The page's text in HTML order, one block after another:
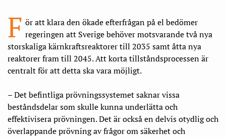
F ör att klara den ökade efterfrågan på el bedömer
regeringen att Sverige behöver motsvarande två nya
storskaliga kärnkraftsreaktorer till 2035 samt åtta nya
reaktorer fram till 2045. Att korta tillståndsprocessen är
centralt för att detta ska vara möjligt.
– Det befintliga prövningssystemet saknar vissa
beståndsdelar som skulle kunna underlätta och
effektivisera prövningen. Det är också en delvis otydlig och
överlappande prövning av frågor om säkerhet och